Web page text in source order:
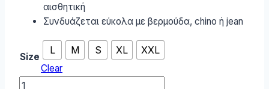
αισθητική
Συνδυάζεται εύκολα με βερμούδα, chino ή jean
Size
L M S XL XXL
Clear
Funky